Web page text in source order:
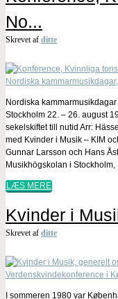
No...
Skrevet af ditte
Nordiska
Stockholm 22. – 26. august
sekelskiftet till nutid Arr:
med Kvinder i Musik – KIM
Gunnar Larsson och Hans
Musikhögskolan i
LÆS MERE
Kvinder i
Skrevet af ditte
I sommeren 1980 var